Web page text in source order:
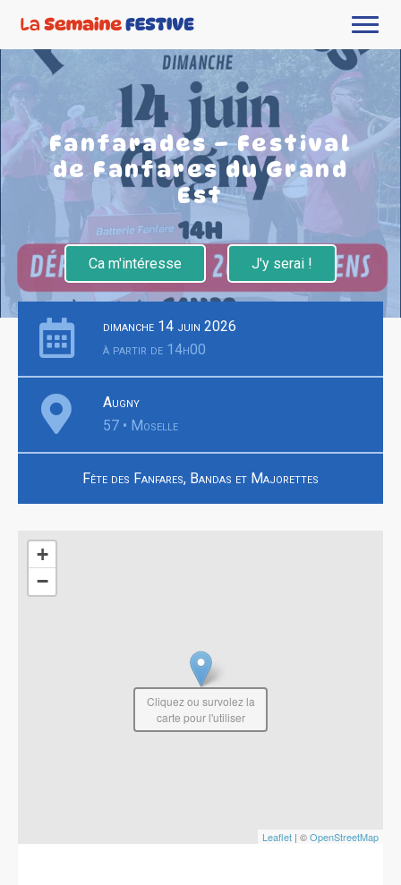
Fanfarades – Festival
de Fanfares du Grand
Est
Ca m'intéresse J'y serai !
dimanche 14 juin 2026
à partir de 14h00
Augny
57 • Moselle
Fête des Fanfares, Bandas et Majorettes
+
−
Leaflet | ©OpenStreetMap
Cliquez ou survolez la
carte pour l'utiliser